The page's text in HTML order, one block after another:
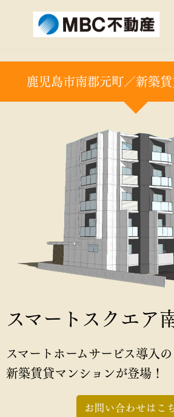
鹿児島市南郡元町／新築
スマートスクエア
スマートホームサービス導入の
新築賃貸マンションが登場！
お問い合わせはこ